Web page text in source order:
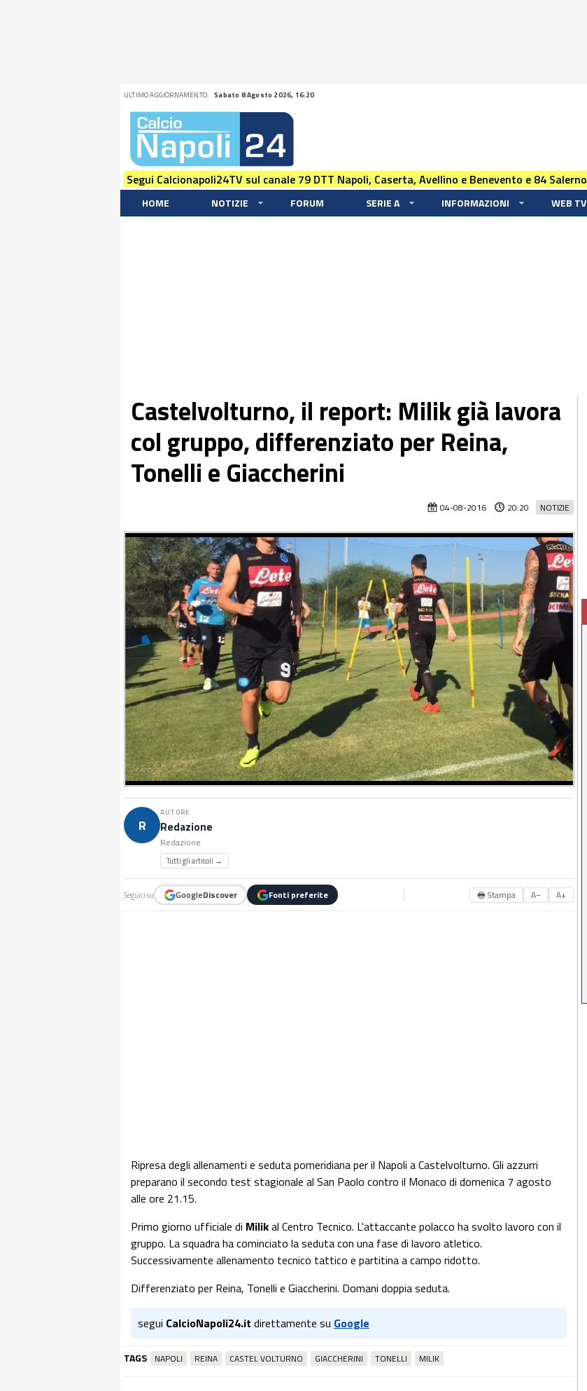
ULTIMO AGGIORNAMENTO: Sabato 8 Agosto 2026, 16:20
Segui Calcionapoli24TV sul canale 79 DTT Napoli, Caserta, Avellino e Benevento e 84 Salerno
HOME NOTIZIE FORUM SERIE A INFORMAZIONI WEB TV
Castelvolturno, il report: Milik già lavora
col gruppo, differenziato per Reina,
Tonelli e Giaccherini
NOTIZIE
04-08-2016 20:20
R
AUTORE
Redazione
Redazione
Tutti gli articoli →
Seguici su GoogleDiscover Fonti preferite 🖶 Stampa A− A+
Ripresa degli allenamenti e seduta pomeridiana per il Napoli a Castelvolturno. Gli azzurri
preparano il secondo test stagionale al San Paolo contro il Monaco di domenica 7 agosto
alle ore 21.15.
Primo giorno ufficiale di Milikal Centro Tecnico. L'attaccante polacco ha svolto lavoro con il
gruppo. La squadra ha cominciato la seduta con una fase di lavoro atletico.
Successivamente allenamento tecnico tattico e partitina a campo ridotto.
Differenziato per Reina, Tonelli e Giaccherini. Domani doppia seduta.
segui CalcioNapoli24.it direttamente su Google
TAGS NAPOLI REINA CASTEL VOLTURNO GIACCHERINI TONELLI MILIK